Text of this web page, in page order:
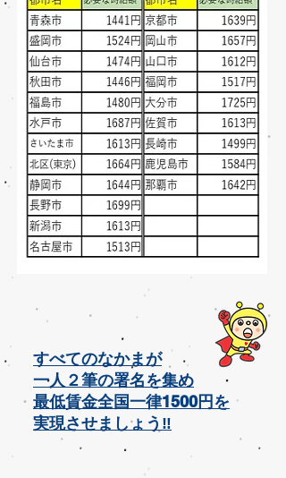
すべてのなかまが
一人２筆の署名を集め
最低賃金全国一律1500円を
実現させましょう‼